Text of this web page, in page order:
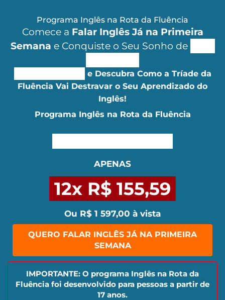
Programa Inglês na Rota da Fluência
Comece a Falar Inglês Já na Primeira
Semana e Conquiste o Seu Sonho de
e Descubra Como a Tríade da
Fluência Vai Destravar o Seu Aprendizado do
Inglês!
Programa Inglês na Rota da Fluência
APENAS
12x R$ 155,59
Ou R$ 1 597,00 à vista
QUERO FALAR INGLÊS JÁ NA PRIMEIRA
SEMANA
IMPORTANTE: O programa Inglês na Rota da
Fluência foi desenvolvido para pessoas a partir de
17 anos.